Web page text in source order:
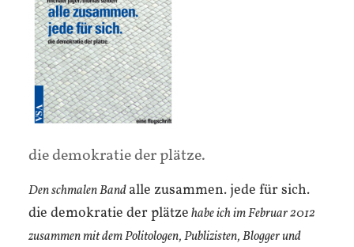
die demokratie der plätze.
Den schmalen Bandalle zusammen. jede für sich.
die demokratie der plätzehabe ich im Februar 2012
zusammen mit dem Politologen, Publizisten, Blogger und